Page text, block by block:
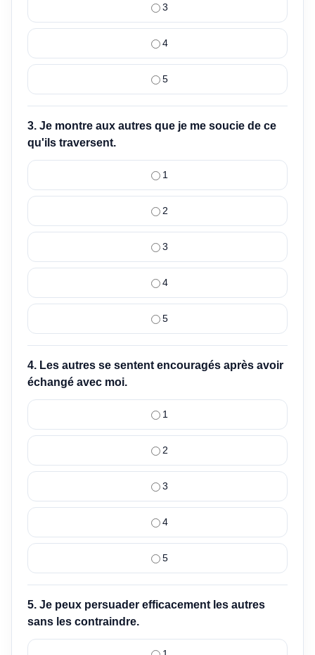
3
4
5
3. Je montre aux autres que je me soucie de ce
qu'ils traversent.
1
2
3
4
5
4. Les autres se sentent encouragés après avoir
échangé avec moi.
1
2
3
4
5
5. Je peux persuader efficacement les autres
sans les contraindre.